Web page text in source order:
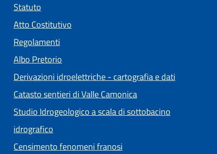
Statuto
Atto Costitutivo
Regolamenti
Albo Pretorio
Derivazioni idroelettriche - cartografia e dati
Catasto sentieri di Valle Camonica
Studio Idrogeologico a scala di sottobacino
idrografico
Censimento fenomeni franosi